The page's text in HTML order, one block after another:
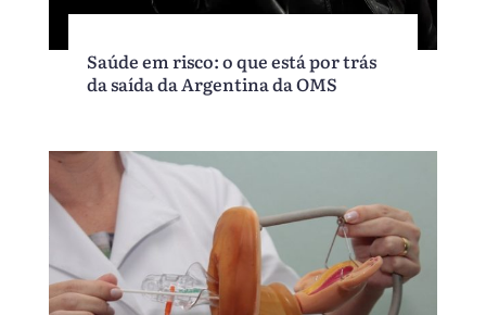
Saúde em risco: o que está por trás
da saída da Argentina da OMS